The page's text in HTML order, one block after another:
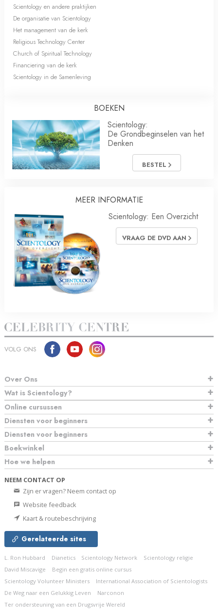
Scientology en andere praktijken
De organisatie van Scientology
Het management van de kerk
Religious Technology Center
Church of Spiritual Technology
Financiering van de kerk
Scientology in de Samenleving
BOEKEN
Scientology:
De Grondbeginselen van het
Denken
BESTEL
MEER INFORMATIE
Scientology: Een Overzicht
VRAAG DE DVD AAN
VOLG ONS
Over Ons
Wat is Scientology?
Online cursussen
Diensten voor beginners
Diensten voor beginners
Boekwinkel
Hoe we helpen
NEEM CONTACT OP
Zijn er vragen? Neem contact op
Website feedback
Kaart & routebeschrijving
Gerelateerde sites
L. Ron Hubbard Dianetics Scientology Network
Scientology religie
David Miscavige
Begin een gratis online cursus
Scientology Volunteer Ministers
International Association of Scientologists
De Weg naar een Gelukkig Leven
Narconon
Ter ondersteuning van een Drugsvrije Wereld